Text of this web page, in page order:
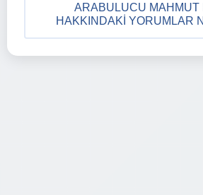
ARABULUCU MAHMUT
HAKKINDAKI YORUMLAR